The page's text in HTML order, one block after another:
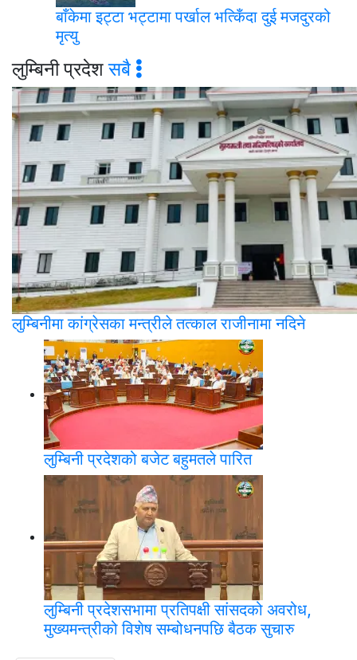
बाँकेमा इट्टा भट्टामा पर्खाल भत्किँदा दुई मजदुरको
मृत्यु
लुम्बिनी प्रदेशसबै
लुम्बिनीमा कांग्रेसका मन्त्रीले तत्काल राजीनामा नदिने
लुम्बिनी प्रदेशको बजेट बहुमतले पारित
लुम्बिनी प्रदेशसभामा प्रतिपक्षी सांसदको अवरोध,
मुख्यमन्त्रीको विशेष सम्बोधनपछि बैठक सुचारु